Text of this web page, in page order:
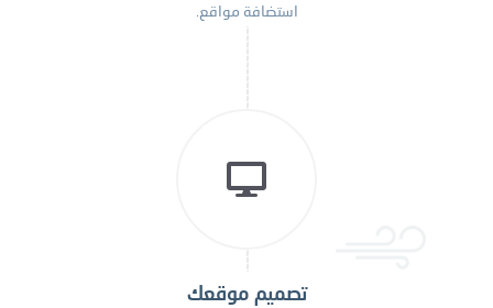
استضافة مواقع.
تصميم موقعك